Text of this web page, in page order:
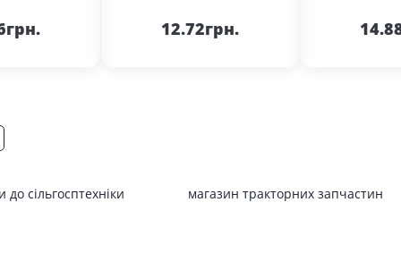
12.72грн.
До кошика До
до сільгосптехніки магазин тракторних запчастин